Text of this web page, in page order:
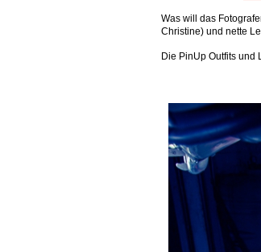
Was will das
Christine) und nette
Die PinUp Outfits und